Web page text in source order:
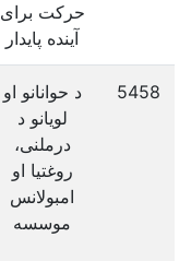
حرکت برای
آینده پایدار
5458
د حوانانو او
لویانو د
درملنی،
روغتیا او
امبولانس
موسسه